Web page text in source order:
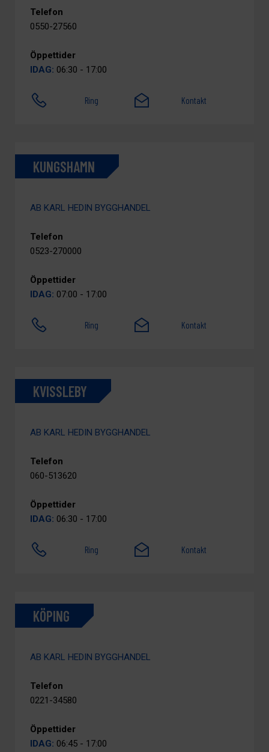
Telefon
0550-27560
Öppettider
IDAG: 06:30 - 17:00
Ring Kontakt
KUNGSHAMN
AB KARL HEDIN BYGGHANDEL
Telefon
0523-270000
Öppettider
IDAG: 07:00 - 17:00
Ring Kontakt
KVISSLEBY
AB KARL HEDIN BYGGHANDEL
Telefon
060-513620
Öppettider
IDAG: 06:30 - 17:00
Ring Kontakt
KÖPING
AB KARL HEDIN BYGGHANDEL
Telefon
0221-34580
Öppettider
IDAG: 06:45 - 17:00